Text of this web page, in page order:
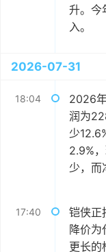
升。今
入。
2026-07-31
18:04
2026
润为
少
2.9%
少，而
17:40
铠侠正
降价
更长的